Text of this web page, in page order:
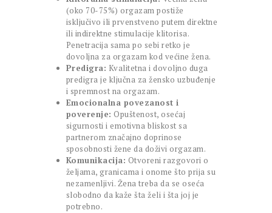
(oko 70-75%) orgazam postiže
isključivo ili prvenstveno putem direktne
ili indirektne stimulacije klitorisa.
Penetracija sama po sebi retko je
dovoljna za orgazam kod većine žena.
Predigra: Kvalitetna i dovoljno duga
predigra je ključna za žensko uzbuđenje
i spremnost na orgazam.
Emocionalna povezanost i
poverenje: Opuštenost, osećaj
sigurnosti i emotivna bliskost sa
partnerom značajno doprinose
sposobnosti žene da doživi orgazam.
Komunikacija: Otvoreni razgovori o
željama, granicama i onome što prija su
nezamenljivi. Žena treba da se oseća
slobodno da kaže šta želi i šta joj je
potrebno.